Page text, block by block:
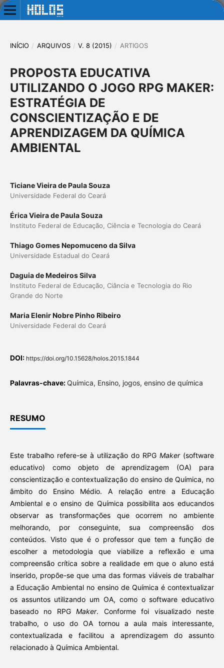
INÍCIO / ARQUIVOS / V. 8 (2015) / ARTIGOS
PROPOSTA EDUCATIVA
UTILIZANDO O JOGO RPG MAKER:
ESTRATÉGIA DE
CONSCIENTIZAÇÃO E DE
APRENDIZAGEM DA QUÍMICA
AMBIENTAL
Ticiane Vieira de Paula Souza
Universidade Federal do Ceará
Érica Vieira de Paula Souza
Instituto Federal de Educação, Ciência e Tecnologia do Ceará
Thiago Gomes Nepomuceno da Silva
Universidade Estadual do Ceará
Daguia de Medeiros Silva
Instituto Federal de Educação, Ciância e Tecnologia do Rio
Grande do Norte
Maria Elenir Nobre Pinho Ribeiro
Universidade Federal do Ceará
DOI: https://doi.org/10.15628/holos.2015.1844
Palavras-chave: Química, Ensino, jogos, ensino de química
RESUMO
Este trabalho refere-se à utilização do RPGMaker(software
educativo) como objeto de aprendizagem (OA) para
conscientização e contextualização do ensino de Química, no
âmbito do Ensino Médio. A relação entre a Educação
Ambiental e o ensino de Química possibilita aos educandos
observar as transformações que ocorrem no ambiente
melhorando, por conseguinte, sua compreensão dos
conteúdos. Visto que é o professor que tem a função de
escolher a metodologia que viabilize a reflexão e uma
compreensão crítica sobre a realidade em que o aluno está
inserido, propõe-se que uma das formas viáveis de trabalhar
a Educação Ambiental no ensino de Química é contextualizar
os assuntos utilizando um OA, como o software educativo
baseado no RPGMaker. Conforme foi visualizado neste
trabalho, o uso do OA tornou a aula mais interessante,
contextualizada e facilitou a aprendizagem do assunto
relacionado à Química Ambiental.